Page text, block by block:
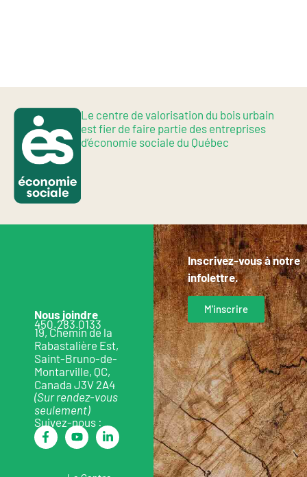
Le centre de valorisation du bois urbain
est fier de faire partie des entreprises
d’économie sociale du Québec
Nous joindre
450.283.0133
19, Chemin de la
Rabastalière Est,
Saint-Bruno-de-
Montarville, QC,
Canada J3V 2A4
(Sur rendez-vous
seulement)
Suivez-nous :
Inscrivez-vous à notre
infolettre.
M'inscrire